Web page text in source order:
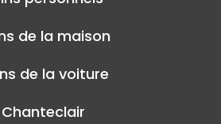
de la maison
de la voiture
Chanteclair